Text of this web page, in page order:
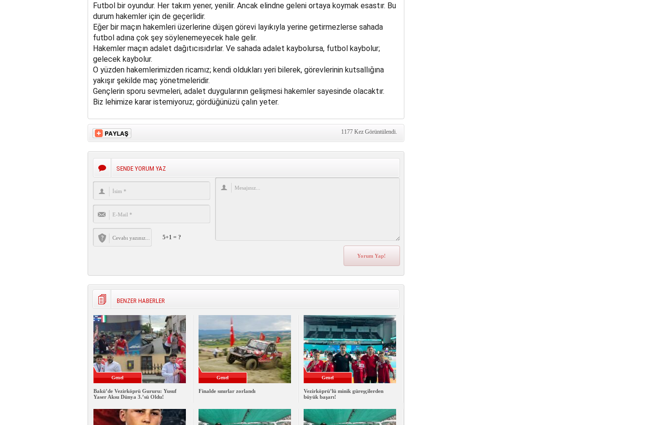
Futbol bir oyundur. Her takım yener, yenilir. Ancak elindne geleni ortaya koymak esastır. Bu
durum hakemler için de geçerlidir.
Eğer bir maçın hakemleri üzerlerine düşen görevi layıkıyla yerine getirmezlerse sahada
futbol adına çok şey söylenemeyecek hale gelir.
Hakemler maçın adalet dağıtıcısıdırlar. Ve sahada adalet kaybolursa, futbol kaybolur;
gelecek kaybolur.
O yüzden hakemlerimizden ricamız; kendi oldukları yeri bilerek, görevlerinin kutsallığına
yakışır şekilde maç yönetmeleridir.
Gençlerin sporu sevmeleri, adalet duygularının gelişmesi hakemler sayesinde olacaktır.
Biz lehimize karar istemiyoruz; gördüğünüzü çalın yeter.
1177 Kez Görüntülendi.
SENDE YORUM YAZ
5+1 = ?
BENZER HABERLER
Genel
Bakü’de Vezirköprü Gururu: Yusuf
Yaser Aksu Dünya 3.’sü Oldu!
Genel
Finalde sınırlar zorlandı
Genel
Vezirköprü’lü minik güreşçilerden
büyük başarı!